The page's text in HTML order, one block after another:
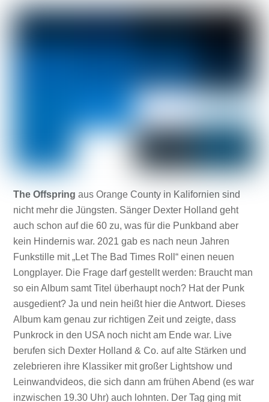
The Offspring aus Orange County in Kalifornien sind
nicht mehr die Jüngsten. Sänger Dexter Holland geht
auch schon auf die 60 zu, was für die Punkband aber
kein Hindernis war. 2021 gab es nach neun Jahren
Funkstille mit „Let The Bad Times Roll“ einen neuen
Longplayer. Die Frage darf gestellt werden: Braucht man
so ein Album samt Titel überhaupt noch? Hat der Punk
ausgedient? Ja und nein heißt hier die Antwort. Dieses
Album kam genau zur richtigen Zeit und zeigte, dass
Punkrock in den USA noch nicht am Ende war. Live
berufen sich Dexter Holland & Co. auf alte Stärken und
zelebrieren ihre Klassiker mit großer Lightshow und
Leinwandvideos, die sich dann am frühen Abend (es war
inzwischen 19.30 Uhr) auch lohnten. Der Tag ging mit